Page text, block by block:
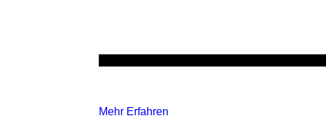
Mehr Erfahren